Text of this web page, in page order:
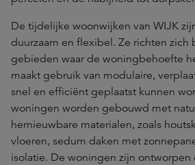
De tijdelijke woonwijken van WIJK
duurzaam en flexibel. Ze richten zich
gebieden waar de woningbehoefte
maakt gebruik van modulaire,
snel en efficiënt geplaatst kunnen
woningen worden gebouwd met
hernieuwbare materialen, zoals
vloeren, sedum daken met
isolatie. De woningen zijn